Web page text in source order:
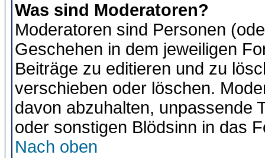
Was sind Moderatoren?
Moderatoren sind Personen
Geschehen in dem jeweiligen
Beiträge zu editieren und zu
verschieben oder löschen.
davon abzuhalten, unpassende
oder sonstigen Blödsinn in das
Nach oben